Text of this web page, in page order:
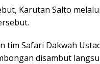
Karutan Salto
tim Safari Dakwah
disambut